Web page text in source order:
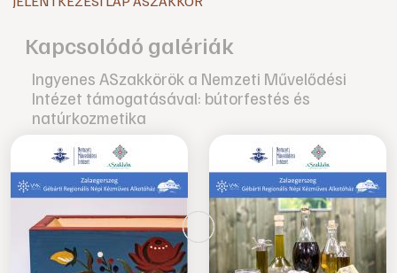
Kapcsolódó galériák
Ingyenes ASzakkörök a Nemzeti Művelődési
Intézet támogatásával: bútorfestés és
natúrkozmetika